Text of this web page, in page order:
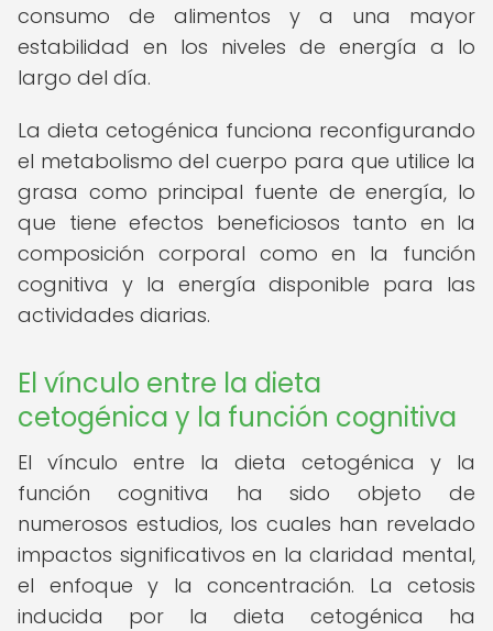
consumo de alimentos y a una mayor
estabilidad en los niveles de energía a lo
largo del día.
La dieta cetogénica funciona reconfigurando
el metabolismo del cuerpo para que utilice la
grasa como principal fuente de energía, lo
que tiene efectos beneficiosos tanto en la
composición corporal como en la función
cognitiva y la energía disponible para las
actividades diarias.
El vínculo entre la dieta
cetogénica y la función cognitiva
El vínculo entre la dieta cetogénica y la
función cognitiva ha sido objeto de
numerosos estudios, los cuales han revelado
impactos significativos en la claridad mental,
el enfoque y la concentración. La cetosis
inducida por la dieta cetogénica ha